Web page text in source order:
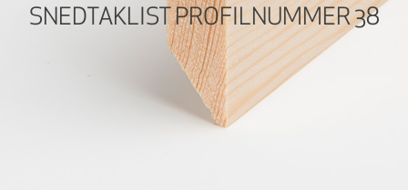
SNEDTAKLIST PROFILNUMMER 38